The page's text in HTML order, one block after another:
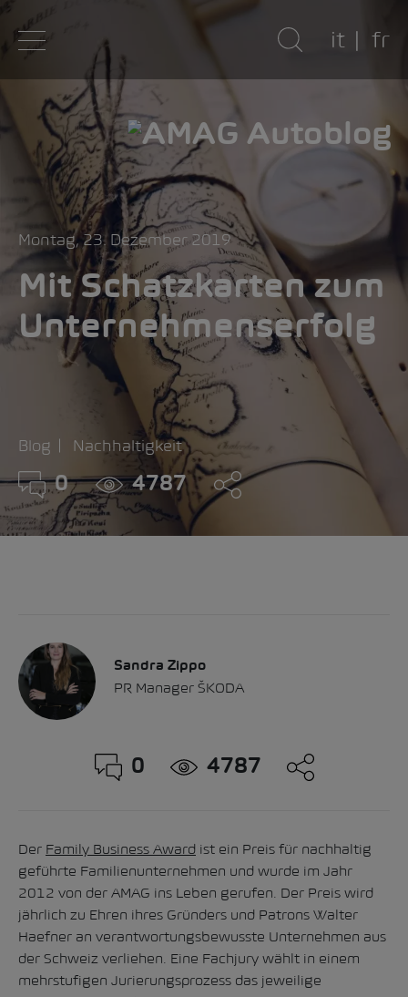
it fr
Montag, 23. Dezember 2019
Mit Schatzkarten zum
Unternehmenserfolg
Blog Nachhaltigkeit
0 4787
Sandra Zippo
PR Manager ŠKODA
0 4787
Der Family Business Award ist ein Preis für nachhaltig
geführte Familienunternehmen und wurde im Jahr
2012 von der AMAG ins Leben gerufen. Der Preis wird
jährlich zu Ehren ihres Gründers und Patrons Walter
Haefner an verantwortungsbewusste Unternehmen aus
der Schweiz verliehen. Eine Fachjury wählt in einem
mehrstufigen Jurierungsprozess das jeweilige